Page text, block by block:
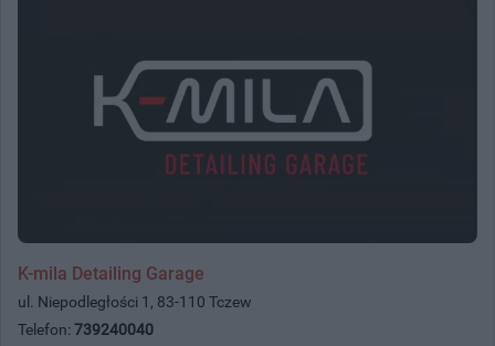
K-mila Detailing Garage
ul. Niepodległości 1, 83-110 Tczew
Telefon: 739240040